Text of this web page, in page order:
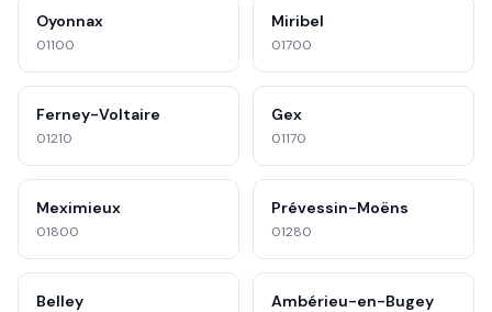
Oyonnax
01100
Miribel
01700
Ferney-Voltaire
01210
Gex
01170
Meximieux
01800
Prévessin-Moëns
01280
Belley Ambérieu-en-Bugey